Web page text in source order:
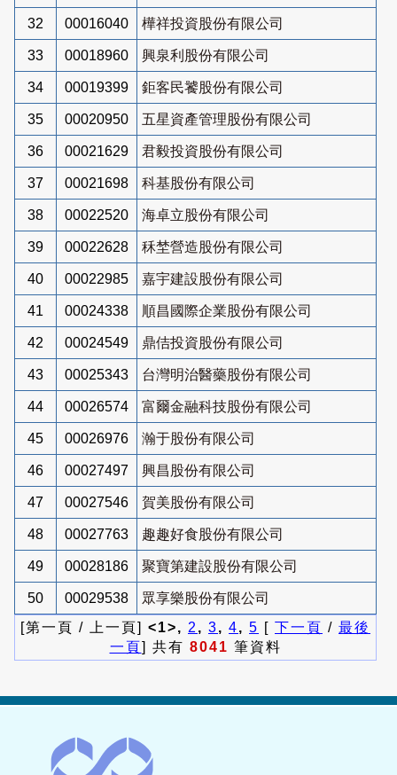
32 00016040 樺祥投資股份有限公司
33 00018960 興泉利股份有限公司
34 00019399 鉅客民饕股份有限公司
35 00020950 五星資產管理股份有限公司
36 00021629 君毅投資股份有限公司
37 00021698 科基股份有限公司
38 00022520 海卓立股份有限公司
39 00022628 秝埜營造股份有限公司
40 00022985 嘉宇建設股份有限公司
41 00024338 順昌國際企業股份有限公司
42 00024549 鼎佶投資股份有限公司
43 00025343 台灣明治醫藥股份有限公司
44 00026574 富爾金融科技股份有限公司
45 00026976 瀚于股份有限公司
46 00027497 興昌股份有限公司
47 00027546 賀美股份有限公司
48 00027763 趣趣好食股份有限公司
49 00028186 聚寶第建設股份有限公司
50 00029538
眾享樂股份有限公司
[第一頁 / 上一頁] <1>, 2 , 3, 4, 5 [ 下一頁 / 最後
一頁] 共有 8041 筆資料